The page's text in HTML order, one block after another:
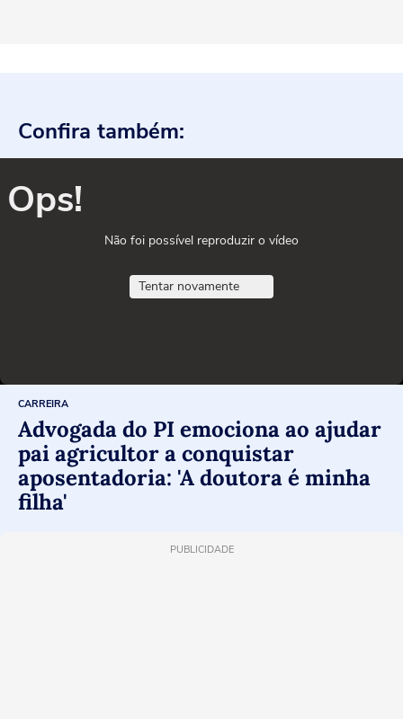
Confira também:
Ops!
Não foi possível reproduzir o vídeo
Tentar novamente
CARREIRA
Advogada do PI emociona ao ajudar
pai agricultor a conquistar
aposentadoria: 'A doutora é minha
filha'
PUBLICIDADE